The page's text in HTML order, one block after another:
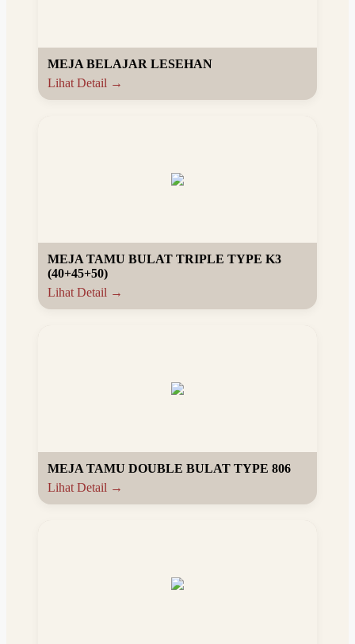
MEJA BELAJAR LESEHAN
Lihat Detail →
MEJA TAMU BULAT TRIPLE TYPE K3
(40+45+50)
Lihat Detail →
MEJA TAMU DOUBLE BULAT TYPE 806
Lihat Detail →